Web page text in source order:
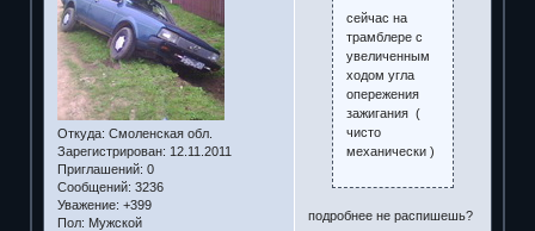
Откуда: Смоленская обл.
Зарегистрирован: 12.11.2011
Приглашений: 0
Сообщений: 3236
Уважение: +399
Пол: Мужской
сейчас на
трамблере с
увеличенным
ходом угла
опережения
зажигания (
чисто
механически )
подробнее не распишешь?